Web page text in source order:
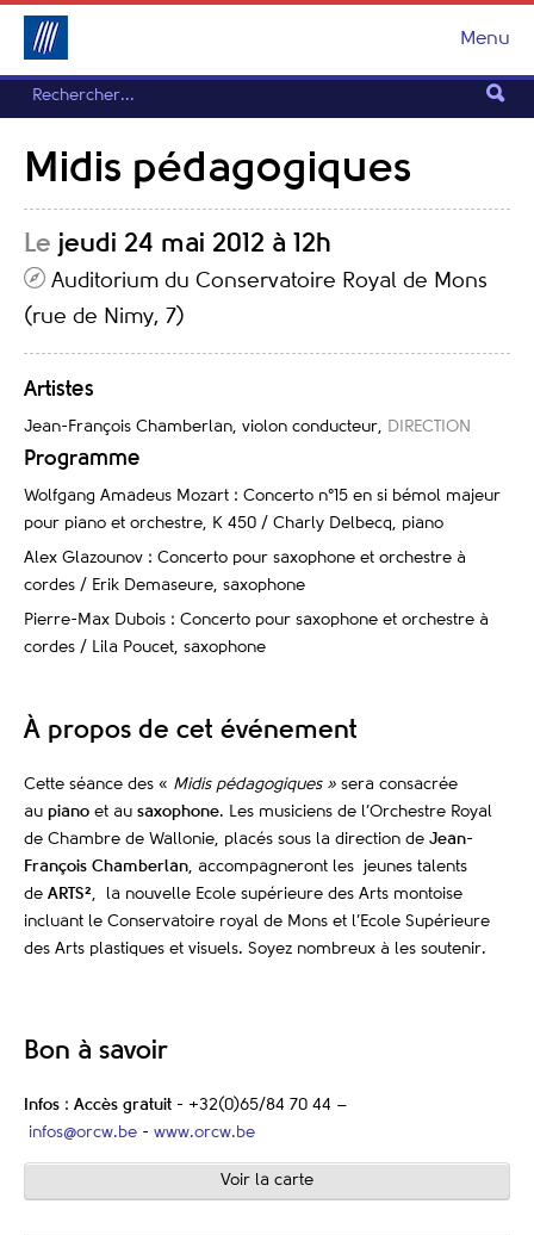
Menu
Midis pédagogiques
Le jeudi 24 mai 2012 à 12h
Auditorium du Conservatoire Royal de Mons
(rue de Nimy, 7)
Artistes
Jean-François Chamberlan, violon conducteur, DIRECTION
Programme
Wolfgang Amadeus Mozart : Concerto n°15 en si bémol majeur
pour piano et orchestre, K 450 / Charly Delbecq, piano
Alex Glazounov : Concerto pour saxophone et orchestre à
cordes / Erik Demaseure, saxophone
Pierre-Max Dubois : Concerto pour saxophone et orchestre à
cordes / Lila Poucet, saxophone
À propos de cet événement
Cette séance des « Midis pédagogiques » sera consacrée
au piano et au saxophone. Les musiciens de l’Orchestre Royal
de Chambre de Wallonie, placés sous la direction de Jean-
François Chamberlan, accompagneront les jeunes talents
de ARTS², la nouvelle Ecole supérieure des Arts montoise
incluant le Conservatoire royal de Mons et l’Ecole Supérieure
des Arts plastiques et visuels. Soyez nombreux à les soutenir.
Bon à savoir
Infos : Accès gratuit - +32(0)65/84 70 44 –
infos@orcw.be - www.orcw.be
Voir la carte